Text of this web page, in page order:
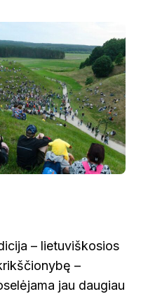
PROGRAMA
– lietuviškosios
–
jau daugiau